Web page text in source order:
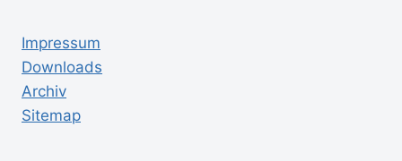
Impressum
Downloads
Archiv
Sitemap